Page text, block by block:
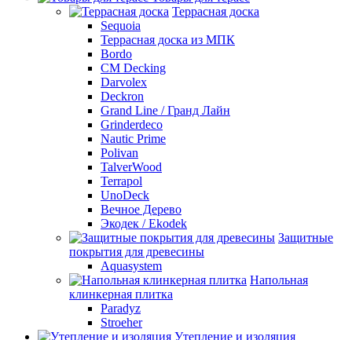
Террасная доска
Sequoia
Террасная доска из МПК
Bordo
CM Decking
Darvolex
Deckron
Grand Line / Гранд Лайн
Grinderdeco
Nautic Prime
Polivan
TalverWood
Terrapol
UnoDeck
Вечное Дерево
Экодек / Ekodek
Защитные
покрытия для древесины
Aquasystem
Напольная
клинкерная плитка
Paradyz
Stroeher
Утепление и изоляция